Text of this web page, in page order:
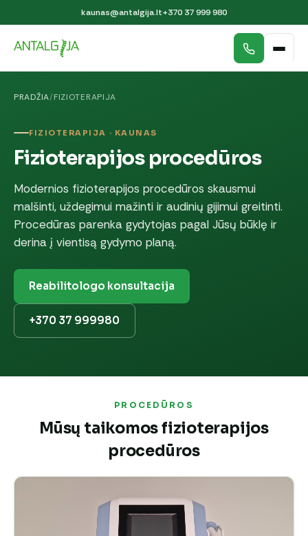
kaunas@antalgija.lt+370 37 999 980
PRADŽIA/FIZIOTERAPIJA
FIZIOTERAPIJA · KAUNAS
Fizioterapijos procedūros
Modernios fizioterapijos procedūros skausmui
malšinti, uždegimui mažinti ir audinių gijimui greitinti.
Procedūras parenka gydytojas pagal Jūsų būklę ir
derina į vientisą gydymo planą.
Reabilitologo konsultacija
+370 37 999980
PROCEDŪROS
Mūsų taikomos fizioterapijos
procedūros